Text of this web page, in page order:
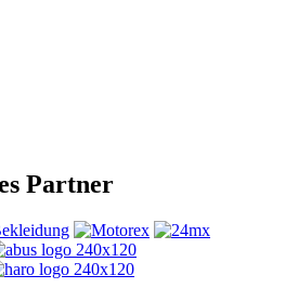
Partner